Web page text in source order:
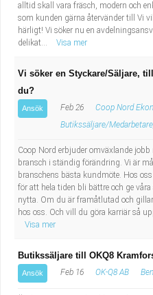
alltid skall vara fräsch, modern och
som kunden gärna återvänder till Vi
härligt! Vi söker nu en
delikat...
Visa mer
Vi söker en Styckare/Säljare,
du?
Ansök Feb 26
Coop Nord
Butikssäljare/
Coop Nord erbjuder omväxlande
bransch i ständig förändring. Vi är
branschens bästa kundmöte. Hos
för att hela tiden bli bättre och ge
nytta. Om du är framåtlutad och
hos oss. Och vill du göra karriär så
Visa mer
Butikssäljare till OKQ8
Ansök Feb 16 OK-Q8 AB